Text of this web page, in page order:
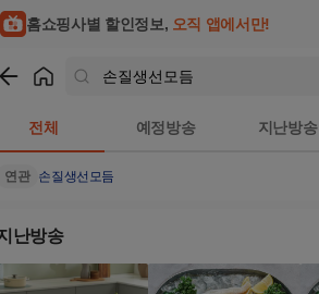
홈쇼핑사별 할인정보, 오직 앱에서만!
전체 예정방송 지난방송
연관 손질생선모듬
난방송